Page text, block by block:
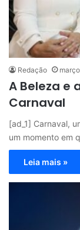
Redação
A Beleza e
Carnaval
[ad_1] Carnaval,
um momento em
Leia mais »